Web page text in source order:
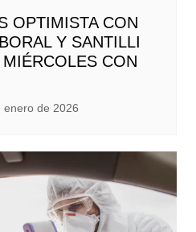
OPTIMISTA CON
Y SANTILLI
CON
enero de 2026